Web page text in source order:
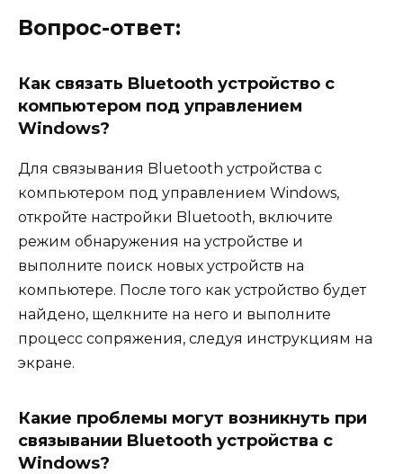
Вопрос-ответ:
Как связать Bluetooth устройство с
компьютером под управлением
Windows?
Для связывания Bluetooth устройства с
компьютером под управлением Windows,
откройте настройки Bluetooth, включите
режим обнаружения на устройстве и
выполните поиск новых устройств на
компьютере. После того как устройство будет
найдено, щелкните на него и выполните
процесс сопряжения, следуя инструкциям на
экране.
Какие проблемы могут возникнуть при
связывании Bluetooth устройства с
Windows?